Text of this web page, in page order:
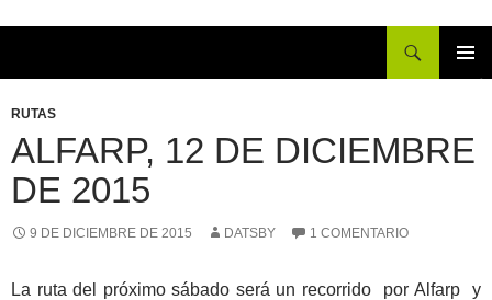
CONTENIDO
RUTAS
ALFARP, 12 DE DICIEMBRE
DE 2015
9 DE DICIEMBRE DE 2015 DATSBY 1 COMENTARIO
La ruta del próximo sábado será un recorrido por Alfarp y